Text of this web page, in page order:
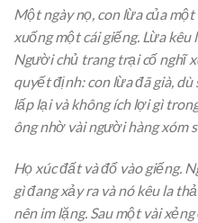
Một ngày nọ, con lừa của
xuống một cái giếng. Lừa
Người chủ trang trại cố nghĩ
quyết định: con lừa đã già,
lấp lại và không ích lợi gì
ông nhờ vài người hàng xóm
Họ xúc đất và đổ vào giếng.
gì đang xảy ra và nó kêu la
nên im lặng. Sau một vài